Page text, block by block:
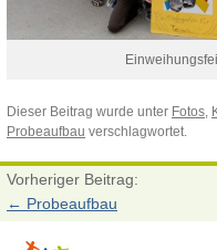
Dieser Beitrag wurde unter Fotos,
Probeaufbau verschlagwortet.
Vorheriger Beitrag:
← Probeaufbau